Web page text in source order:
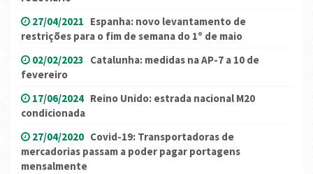
27/04/2021 Espanha: novo levantamento de
restrições para o fim de semana do 1º de maio
02/02/2023 Catalunha: medidas na AP-7 a 10 de
fevereiro
17/06/2024 Reino Unido: estrada nacional M20
condicionada
27/04/2020 Covid-19: Transportadoras de
mercadorias passam a poder pagar portagens
mensalmente